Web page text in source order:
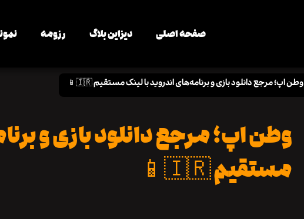
صفحه اصلی دیزاین بلاگ رزومه
وطن اپ؛ مرجع دانلود بازی و برنامه‌های اندروید با لینک مستقیم 🇮🇷📱
وطن اپ؛ مرجع دانلود بازی و
مستقیم 🇮🇷📱